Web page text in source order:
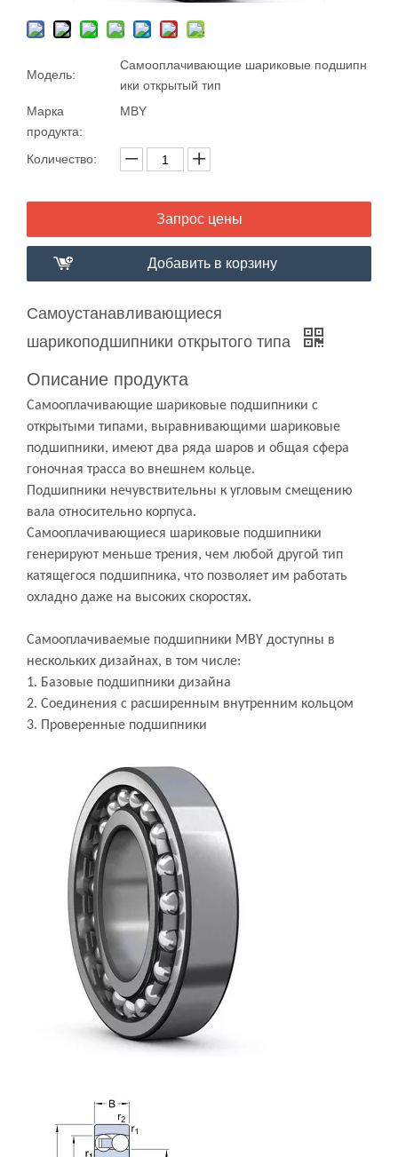
Модель:
Самооплачивающие шариковые подшипн
ики открытый тип
Марка
продукта:
MBY
Количество:
Запрос цены
Добавить в корзину
Самоустанавливающиеся
шарикоподшипники открытого типа
Описание продукта
Самооплачивающие шариковые подшипники с
открытыми типами, выравнивающими шариковые
подшипники, имеют два ряда шаров и общая сфера
гоночная трасса во внешнем кольце.
Подшипники нечувствительны к угловым смещению
вала относительно корпуса.
Самооплачивающиеся шариковые подшипники
генерируют меньше трения, чем любой другой тип
катящегося подшипника, что позволяет им работать
охладно даже на высоких скоростях.
Самооплачиваемые подшипники MBY доступны в
нескольких дизайнах, в том числе:
1. Базовые подшипники дизайна
2. Соединения с расширенным внутренним кольцом
3. Проверенные подшипники